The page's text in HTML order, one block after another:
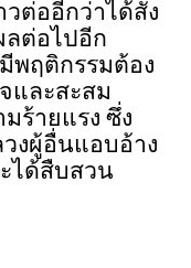
ต่ออีกว่าได้สั่ง
ลต่อไปอีก
พฤติกรรมต้อง
และสะสม
ร้ายแรง ซึ่ง
วงผู้อื่นแอบอ้าง
ได้สืบสวน